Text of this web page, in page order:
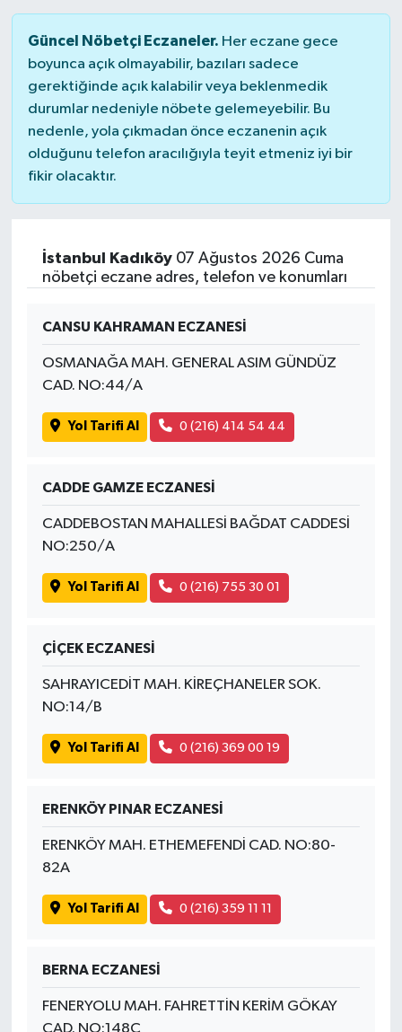
Güncel Nöbetçi Eczaneler. Her eczane gece
boyunca açık olmayabilir, bazıları sadece
gerektiğinde açık kalabilir veya beklenmedik
durumlar nedeniyle nöbete gelemeyebilir. Bu
nedenle, yola çıkmadan önce eczanenin açık
olduğunu telefon aracılığıyla teyit etmeniz iyi bir
fikir olacaktır.
İstanbul Kadıköy07 Ağustos 2026 Cuma
nöbetçi eczane adres, telefon ve konumları
CANSU KAHRAMAN ECZANESİ
OSMANAĞA MAH. GENERAL ASIM GÜNDÜZ
CAD. NO:44/A
Yol Tarifi Al 0 (216) 414 54 44
CADDE GAMZE ECZANESİ
CADDEBOSTAN MAHALLESİ BAĞDAT CADDESİ
NO:250/A
Yol Tarifi Al 0 (216) 755 30 01
ÇİÇEK ECZANESİ
SAHRAYICEDİT MAH. KİREÇHANELER SOK.
NO:14/B
Yol Tarifi Al 0 (216) 369 00 19
ERENKÖY PINAR ECZANESİ
ERENKÖY MAH. ETHEMEFENDİ CAD. NO:80-
82A
Yol Tarifi Al 0 (216) 359 11 11
BERNA ECZANESİ
FENERYOLU MAH. FAHRETTİN KERİM GÖKAY